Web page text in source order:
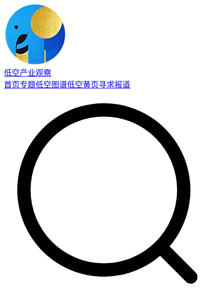
低空产业观察
首页专题低空图谱低空黄页寻求报道